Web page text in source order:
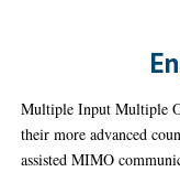
Multiple Input Multiple
their more advanced
assisted MIMO